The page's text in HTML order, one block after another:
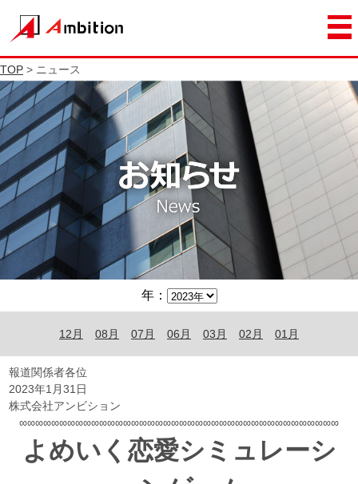
TOP > ニュース
年：
12月 08月 07月 06月 03月 02月 01月
報道関係者各位
2023年1月31日
株式会社アンビション
∞∞∞∞∞∞∞∞∞∞∞∞∞∞∞∞∞∞∞∞∞∞∞∞∞∞∞∞∞∞∞∞∞∞∞∞∞∞∞∞
よめいく恋愛シミュレーシ